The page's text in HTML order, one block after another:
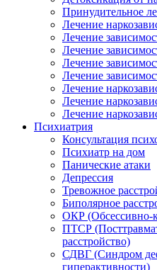
Принудительное
Лечение
Лечение
Лечение
Лечение
Лечение
Лечение
Лечение
Лечение
Психиатрия
Консультация
Психиатр на дом
Панические атаки
Депрессия
Тревожное
Биполярное
ОКР (Обсессивно-
ПТСР
расстройство)
СДВГ (Синдром
гиперактивности)